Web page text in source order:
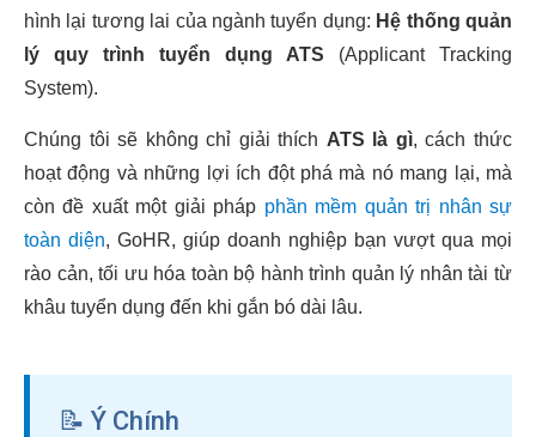
hình lại tương lai của ngành tuyển dụng: Hệ thống quản
lý quy trình tuyển dụng ATS (Applicant Tracking
System).
Chúng tôi sẽ không chỉ giải thích ATS là gì, cách thức
hoạt động và những lợi ích đột phá mà nó mang lại, mà
còn đề xuất một giải pháp phần mềm quản trị nhân sự
toàn diện, GoHR, giúp doanh nghiệp bạn vượt qua mọi
rào cản, tối ưu hóa toàn bộ hành trình quản lý nhân tài từ
khâu tuyển dụng đến khi gắn bó dài lâu.
📝 Ý Chính